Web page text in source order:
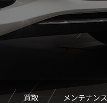
買取 メンテナンス